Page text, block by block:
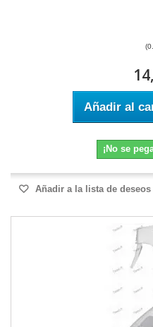
Añadir al
¡No se
Añadir a la lista de deseos